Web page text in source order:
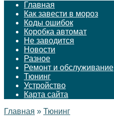
Главная
Как завести в мороз
Коды ошибок
Коробка автомат
Не заводится
Новости
Разное
Ремонт и обслуживание
Тюнинг
Устройство
Карта сайта
Главная » Тюнинг